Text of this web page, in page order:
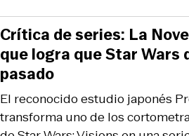
El reconocido estudio japonés
transforma uno de los
Crítica de series: La
que logra que Star Wars
pasado